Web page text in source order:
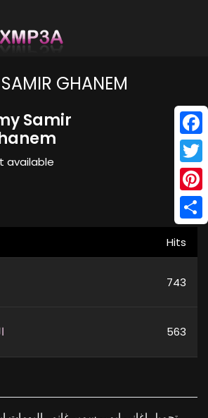
GHANEM
Samir
available
Hits
743
563